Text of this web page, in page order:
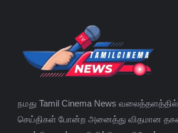
நமது Tamil Cinema News
செய்திகள் போன்ற அனைத்து விதமான